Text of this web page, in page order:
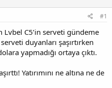
#1
Lvbel C5’in serveti gündeme
duyanları şaşırtırken
yapmadığı ortaya çıktı.
Yatırımını ne altına ne de